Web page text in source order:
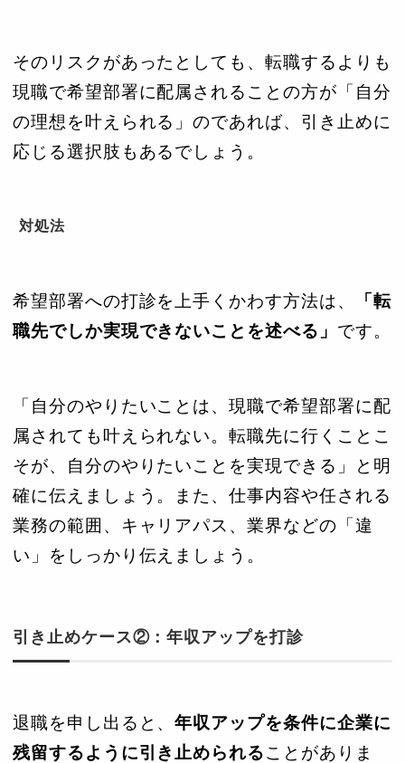
そのリスクがあったとしても、転職するよりも
現職で希望部署に配属されることの方が「自分
の理想を叶えられる」のであれば、引き止めに
応じる選択肢もあるでしょう。
対処法
希望部署への打診を上手くかわす方法は、
「転
職先でしか実現できないことを述べる」 です。
「自分のやりたいことは、現職で希望部署に配
属されても叶えられない。転職先に行くことこ
そが、自分のやりたいことを実現できる」と明
確に伝えましょう。また、仕事内容や任される
業務の範囲、キャリアパス、業界などの「違
い」をしっかり伝えましょう。
引き止めケース②：年収アップを打診
退職を申し出ると、年収アップを条件に企業に
残留するように引き止められることがありま